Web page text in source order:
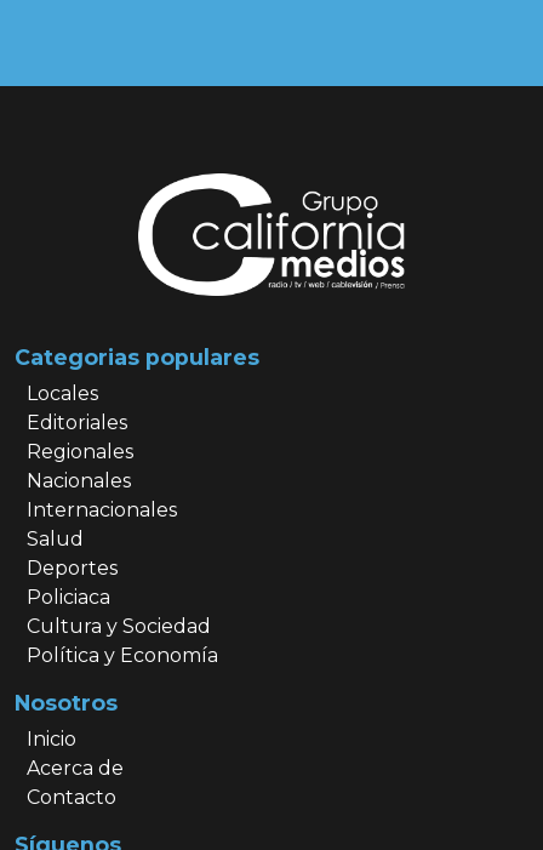
Categorias populares
Locales
Editoriales
Regionales
Nacionales
Internacionales
Salud
Deportes
Policiaca
Cultura y Sociedad
Política y Economía
Nosotros
Inicio
Acerca de
Contacto
Síguenos